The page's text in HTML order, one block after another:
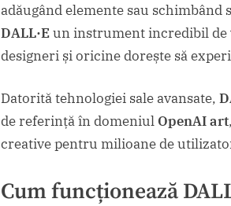
adăugând elemente sau
DALL·Eun instrument incredibil
designeri și oricine dorește să
Datorită tehnologiei sale avansate,
de referință în domeniul OpenAI art
creative pentru milioane de
Cum funcționează